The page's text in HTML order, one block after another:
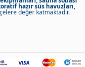
hazır süs havuzları,
değer katmaktadır.